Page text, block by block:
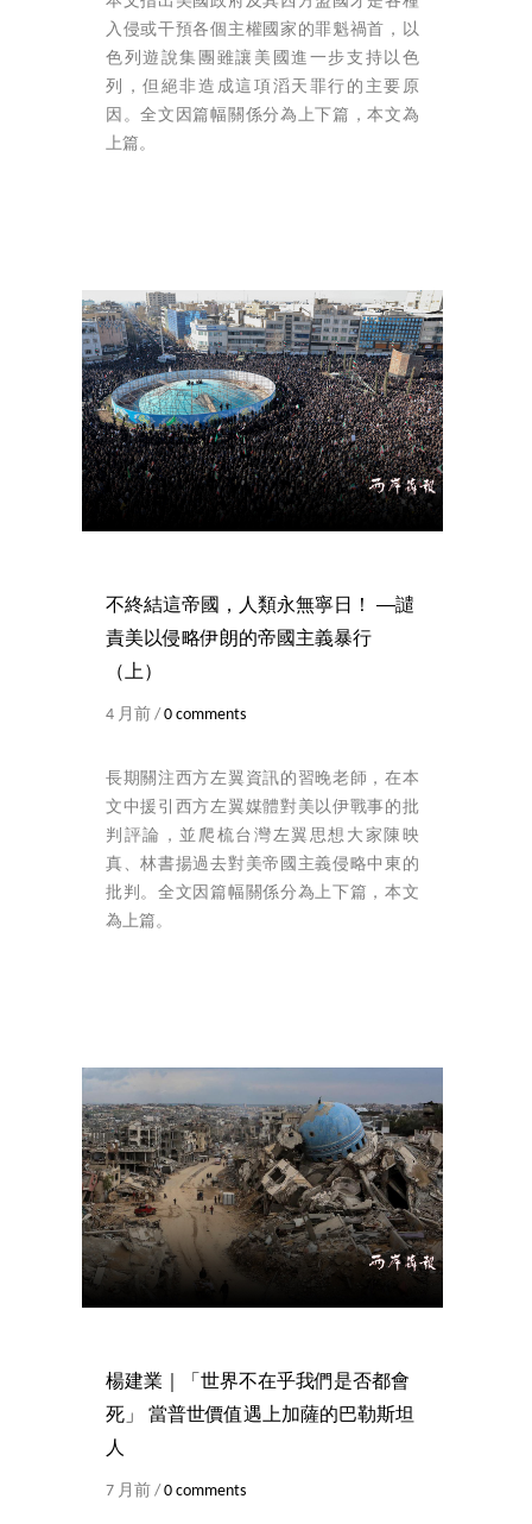
入侵或干預各個主權國家的罪魁禍首，以
色列遊說集團雖讓美國進一步支持以色
列，但絕非造成這項滔天罪行的主要原
因。全文因篇幅關係分為上下篇，本文為
上篇。
不終結這帝國，人類永無寧日！ ──譴
責美以侵略伊朗的帝國主義暴行
（上）
4 月前 /0 comments
長期關注西方左翼資訊的習晚老師，在本
文中援引西方左翼媒體對美以伊戰事的批
判評論，並爬梳台灣左翼思想大家陳映
真、林書揚過去對美帝國主義侵略中東的
批判。全文因篇幅關係分為上下篇，本文
為上篇。
楊建業｜「世界不在乎我們是否都會
死」 當普世價值遇上加薩的巴勒斯坦
人
7 月前 / 0 comments